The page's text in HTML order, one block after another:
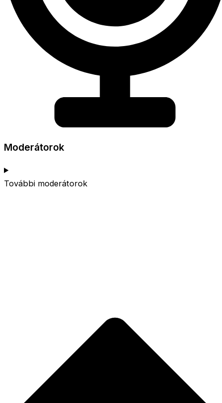
Moderátorok
További moderátorok